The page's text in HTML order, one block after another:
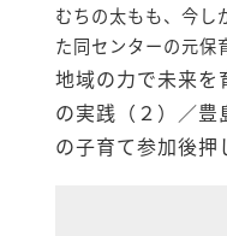
地域の力で未来を
の実践（２）／
の子育て参加後押
むちの太もも、今し
た同センターの元保